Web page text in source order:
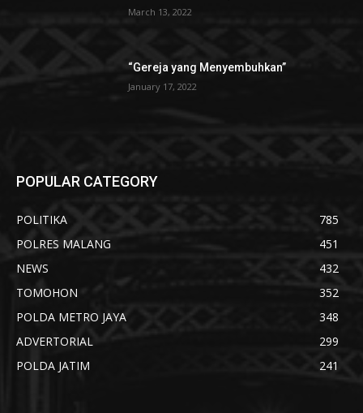
March 13, 2022
“Gereja yang Menyembuhkan”
January 17, 2022
POPULAR CATEGORY
POLITIKA
785
POLRES MALANG
451
NEWS
432
TOMOHON
352
POLDA METRO JAYA
348
ADVERTORIAL
299
POLDA JATIM
241